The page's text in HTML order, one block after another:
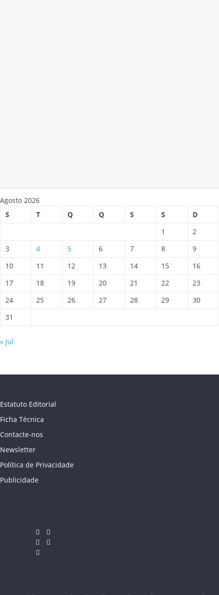
Agosto 2026
S
T Q Q S S
D
1
2
3
4 5 6 7 8
9
10
11 12 13 14 15
16
17
18 19 20 21 22
23
24
25 26 27 28 29
30
31
« Jul
Estatuto Editorial
Ficha Técnica
Contacte-nos
Newsletter
Política de Privacidade
Publicidade